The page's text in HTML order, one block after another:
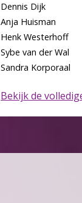
Dennis Dijk
Anja Huisman
Henk Westerhoff
Sybe van der Wal
Sandra Korporaal
Bekijk de